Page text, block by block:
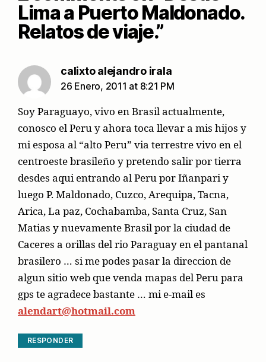
Lima a Puerto Maldonado.
Relatos de viaje.”
calixto alejandro iralasays:
26 Enero, 2011 at 8:21 PM
Soy Paraguayo, vivo en Brasil actualmente,
conosco el Peru y ahora toca llevar a mis hijos y
mi esposa al “alto Peru” via terrestre vivo en el
centroeste brasileño y pretendo salir por tierra
desdes aqui entrando al Peru por Iñanpari y
luego P. Maldonado, Cuzco, Arequipa, Tacna,
Arica, La paz, Cochabamba, Santa Cruz, San
Matias y nuevamente Brasil por la ciudad de
Caceres a orillas del rio Paraguay en el pantanal
brasilero … si me podes pasar la direccion de
algun sitio web que venda mapas del Peru para
gps te agradece bastante … mi e-mail es
alendart@hotmail.com
RESPONDER